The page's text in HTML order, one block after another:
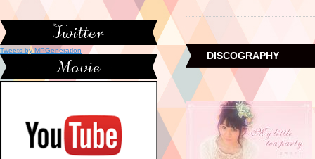
DISCOGRAPHY
Tweets by MPGeneration